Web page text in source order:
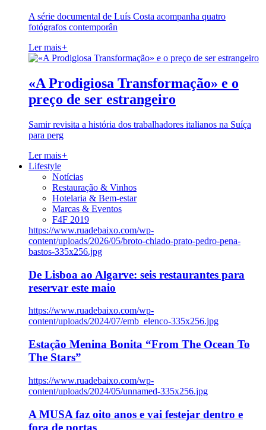
A série documental de Luís Costa acompanha quatro
fotógrafos contemporân
Ler mais+
«A Prodigiosa Transformação» e o
preço de ser estrangeiro
Samir revisita a história dos trabalhadores italianos na Suíça
para perg
Ler mais+
Lifestyle
Notícias
Restauração & Vinhos
Hotelaria & Bem-estar
Marcas & Eventos
F4F 2019
https://www.ruadebaixo.com/wp-
content/uploads/2026/05/broto-chiado-prato-pedro-pena-
bastos-335x256.jpg
De Lisboa ao Algarve: seis restaurantes para
reservar este maio
https://www.ruadebaixo.com/wp-
content/uploads/2024/07/emb_elenco-335x256.jpg
Estação Menina Bonita “From The Ocean To
The Stars”
https://www.ruadebaixo.com/wp-
content/uploads/2024/05/unnamed-335x256.jpg
A MUSA faz oito anos e vai festejar dentro e
fora de portas